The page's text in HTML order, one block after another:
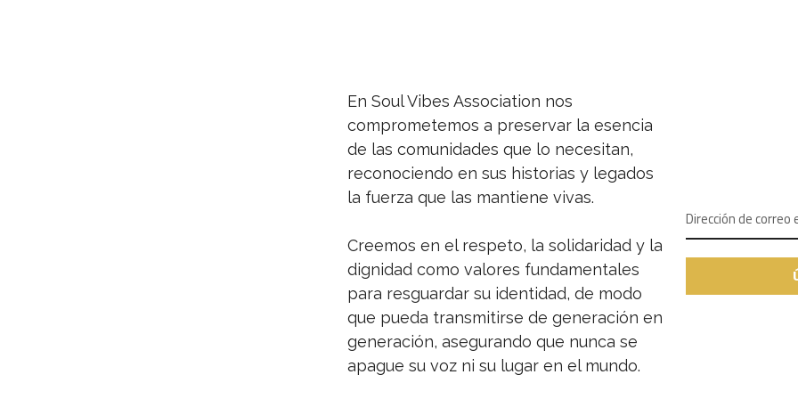
En Soul Vibes Association nos
comprometemos a preservar la esencia
de las comunidades que lo necesitan,
reconociendo en sus historias y legados
la fuerza que las mantiene vivas.
Creemos en el respeto, la solidaridad y la
dignidad como valores fundamentales
para resguardar su identidad, de modo
que pueda transmitirse de generación en
generación, asegurando que nunca se
apague su voz ni su lugar en el mundo.